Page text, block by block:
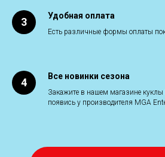
Удобная оплата
Есть различные формы оплаты
Все новинки сезона
Закажите в нашем магазине куклы
появись у производителя MGA